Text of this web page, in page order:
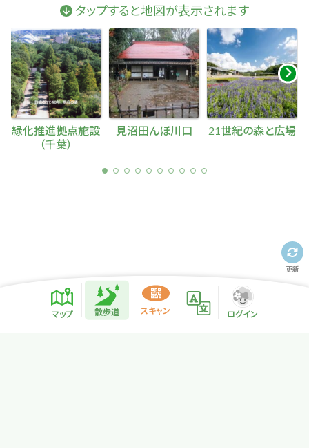
タップすると地図が表示されます
緑化推進拠点施設
（千葉）
見沼田んぼ川口 21世紀の森と広場
更新
マップ 散歩道 スキャン ログイン
散歩道紹介ページ
緑地紹介情報